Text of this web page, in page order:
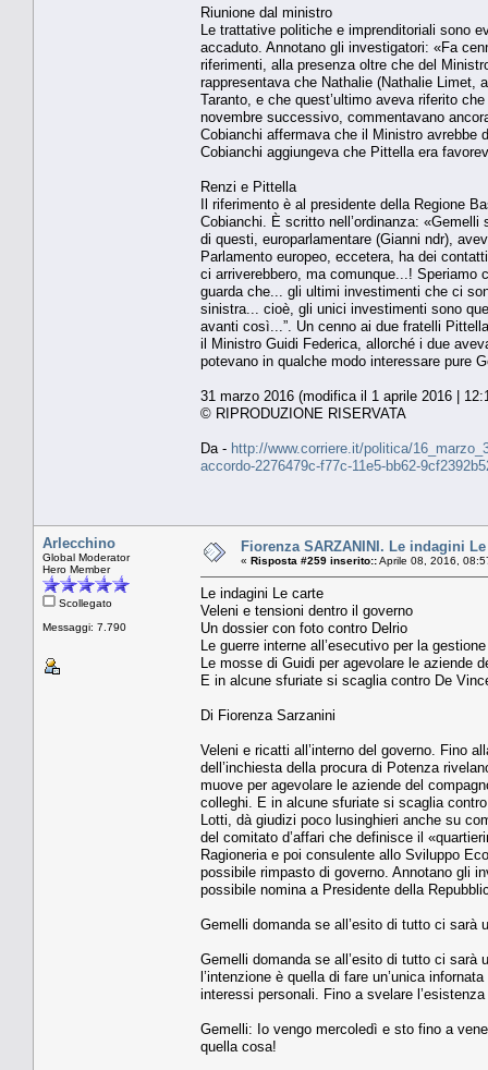
Riunione dal ministro
Le trattative politiche e imprenditoriali sono
accaduto. Annotano gli investigatori: «Fa
riferimenti, alla presenza oltre che del
rappresentava che Nathalie (Nathalie Limet,
Taranto, e che quest’ultimo aveva riferito
novembre successivo, commentavano
Cobianchi affermava che il Ministro avrebbe
Cobianchi aggiungeva che Pittella era
Renzi e Pittella
Il riferimento è al presidente della Regione
Cobianchi. È scritto nell’ordinanza:
di questi, europarlamentare (Gianni ndr),
Parlamento europeo, eccetera, ha dei
ci arriverebbero, ma comunque...!
guarda che... gli ultimi investimenti che ci
sinistra... cioè, gli unici investimenti sono
avanti così...”. Un cenno ai due fratelli
il Ministro Guidi Federica, allorché i due
potevano in qualche modo interessare pure
31 marzo 2016 (modifica il 1 aprile 2016 |
© RIPRODUZIONE RISERVATA
Da - http://www.corriere.it/politica/
accordo-2276479c-f77c-11e5-bb62-
Arlecchino
Global Moderator
Hero Member
Scollegato
Messaggi: 7.790
Fiorenza SARZANINI. Le indagini
« Risposta #259 inserito::Aprile 08, 2016,
Le indagini Le carte
Veleni e tensioni dentro il governo
Un dossier con foto contro Delrio
Le guerre interne all’esecutivo per la
Le mosse di Guidi per agevolare le aziende
E in alcune sfuriate si scaglia contro De
Di Fiorenza Sarzanini
Veleni e ricatti all’interno del governo. Fino
dell’inchiesta della procura di Potenza
muove per agevolare le aziende del
colleghi. E in alcune sfuriate si scaglia
Lotti, dà giudizi poco lusinghieri anche su
del comitato d’affari che definisce il
Ragioneria e poi consulente allo Sviluppo
possibile rimpasto di governo. Annotano gli
possibile nomina a Presidente della
Gemelli domanda se all’esito di tutto ci sarà
Gemelli domanda se all’esito di tutto ci
l’intenzione è quella di fare un’unica
interessi personali. Fino a svelare
Gemelli: Io vengo mercoledì e sto fino a
quella cosa!